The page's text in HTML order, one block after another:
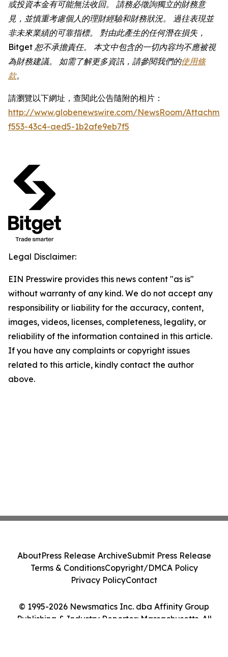
或投資本金有可能無法收回。 請務必徵詢獨立的財務意
見，並慎重考慮個人的理財經驗和財務狀況。 過往表現並
非未來業績的可靠指標。 對由此產生的任何潛在損失，
Bitget 恕不承擔責任。 本文中包含的一切內容均不應被視
為財務建議。 如需了解更多資訊，請參閱我們的使用條
款。
請瀏覽以下網址，查閱此公告隨附的相片：
http://www.globenewswire.com/NewsRoom/
f553-43c4-aed5-1b2afe9eb7f5
Legal Disclaimer:
EIN Presswire provides this news content "as is"
without warranty of any kind. We do not accept any
responsibility or liability for the accuracy, content,
images, videos, licenses, completeness, legality, or
reliability of the information contained in this article.
If you have any complaints or copyright issues
related to this article, kindly contact the author
above.
© 1995-2026 Newsmatics Inc. dba Affinity Group
Publishing & Industry Reporter: Massachusetts. All
AboutPress Release ArchiveSubmit Press Release
Terms & ConditionsCopyright/DMCA Policy
Privacy PolicyContact